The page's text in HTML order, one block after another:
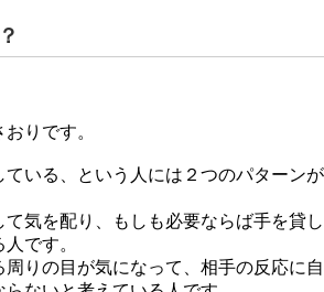
りです。
ている、という人には２つのパターンが
気を配り、もしも必要ならば手を貸し
です。
周りの目が気になって、相手の反応に自